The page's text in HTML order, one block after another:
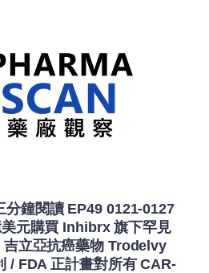
分鐘閱讀 EP49 0121-0127
美元購買 Inhibrx 旗下罕見
立亞抗癌藥物 Trodelvy
/ FDA 正計畫對所有 CAR-